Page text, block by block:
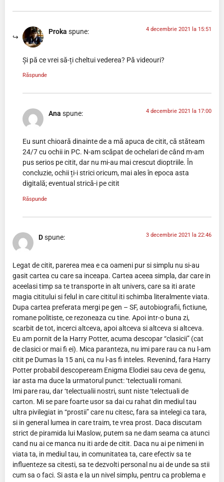
Proka spune: 4 decembrie 2021 la 15:51
Și pă ce vrei să-ți cheltui vederea? Pă videouri?
Răspunde
Ana spune: 4 decembrie 2021 la 17:00
Eu sunt chioară dinainte de a mă apuca de citit, că stăteam
24/7 cu ochii in PC. N-am scăpat de ochelari de când m-am
pus serios pe citit, dar nu mi-au mai crescut dioptriile. În
concluzie, ochii ți-i strici oricum, mai ales în epoca asta
digitală; eventual strică-i pe citit
Răspunde
Dspune: 3 decembrie 2021 la 22:46
Legat de citit, parerea mea e ca oameni pur si simplu nu si-au
gasit cartea cu care sa inceapa. Cartea aceea simpla, dar care in
aceelasi timp sa te transporte in alt univers, care sa iti arate
magia cititului si felul in care cititul iti schimba literalmente viata.
Dupa cartea preferata mergi pe gen – SF, autobiografii, fictiune,
romane politiste, ce rezoneaza cu tine. Apoi intr-o buna zi,
scarbit de tot, incerci altceva, apoi altceva si altceva si altceva.
Eu am pornit de la Harry Potter, acuma descopar “clasicii” (cat
de clasici or mai fi ei). Mica paranteza, nu imi pare rau ca nu l-am
citit pe Dumas la 15 ani, ca nu l-as fi inteles. Revenind, fara Harry
Potter probabil descopeream Enigma Elodiei sau ceva de genu,
iar asta ma duce la urmatorul punct: ‘telectualii romani.
Imi pare rau, dar ‘telectualii nostri, sunt niste ‘telectuali de
carton. Mi se pare foarte usor sa dai cu rahat din mediul tau
ultra pivilegiat in “prostii” care nu citesc, fara sa intelegi ca tara,
si in general lumea in care traim, te vrea prost. Daca discutam
strict de piramida lui Maslow, putem sa ne dam seama ca atunci
cand nu ai ce manca nu iti arde de citit. Daca nu ai pe nimeni in
viata ta, in mediul tau, in comunitatea ta, care efectiv sa te
influenteze sa citesti, sa te dezvolti personal nu ai de unde sa stii
cum sa o faci. Si asta e la un nivel simplu, pentru ca problema e